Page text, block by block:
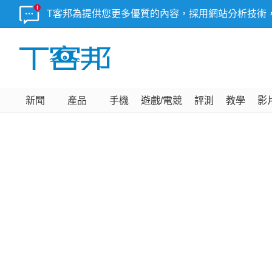
T客邦為提供您更多優質的內容，採用網站分析技
新聞 產品 手機 遊戲/電競 評測 教學 影